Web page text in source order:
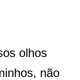
olhos
não